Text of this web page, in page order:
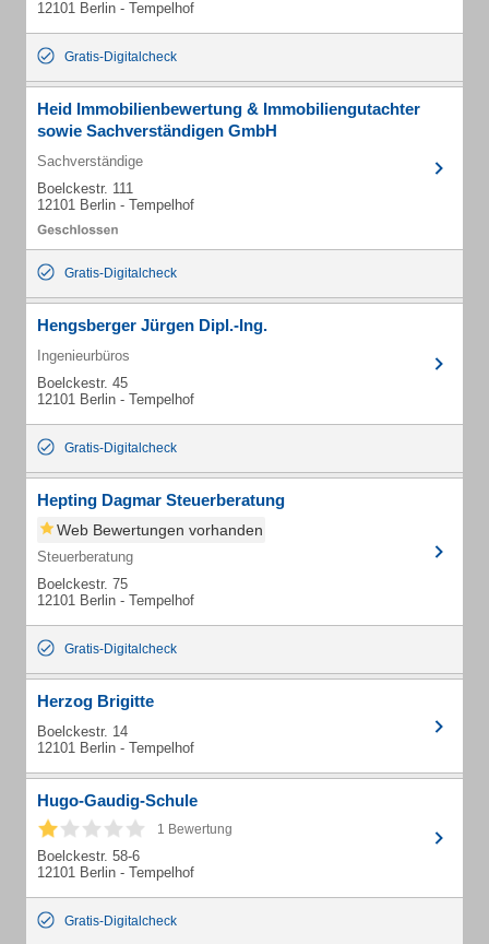
12101 Berlin - Tempelhof
Gratis-Digitalcheck
Heid Immobilienbewertung & Immobiliengutachter
sowie Sachverständigen GmbH
Sachverständige
Boelckestr. 111
12101 Berlin - Tempelhof
Gratis-Digitalcheck
Hengsberger Jürgen Dipl.-Ing.
Ingenieurbüros
Boelckestr. 45
12101 Berlin - Tempelhof
Gratis-Digitalcheck
Hepting Dagmar Steuerberatung
Web Bewertungen vorhanden
Steuerberatung
Boelckestr. 75
12101 Berlin - Tempelhof
Gratis-Digitalcheck
Herzog Brigitte
Boelckestr. 14
12101 Berlin - Tempelhof
Hugo-Gaudig-Schule
1 Bewertung
Boelckestr. 58-6
12101 Berlin - Tempelhof
Gratis-Digitalcheck